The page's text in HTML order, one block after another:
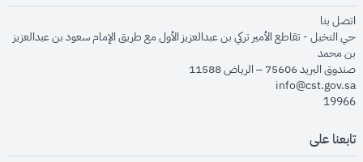
اتصل بنا
حي النخيل - تقاطع الأمير تركي بن عبدالعزيز الأول مع طريق الإمام سعود بن عبدالعزيز
بن محمد
صندوق البريد 75606 – الرياض 11588
info@cst.gov.sa
19966
تابعنا على